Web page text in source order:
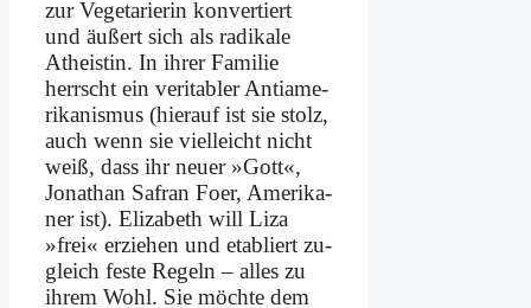
zur Ve­ge­ta­rie­rin kon­ver­tiert
und äu­ßert sich als ra­di­ka­le
Athe­istin. In ih­rer Fa­mi­lie
herrscht ein ve­ri­ta­bler An­ti­ame­
ri­ka­nis­mus (hier­auf ist sie stolz,
auch wenn sie viel­leicht nicht
weiß, dass ihr neu­er »Gott«,
Jo­na­than Sa­fran Foer, Ame­ri­ka­
ner ist). Eliza­beth will Li­za
»frei« er­zie­hen und eta­bliert zu­
gleich fe­ste Re­geln – al­les zu
ih­rem Wohl. Sie möch­te dem